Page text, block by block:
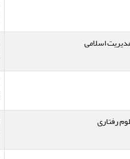
اسلامی
رفتاری